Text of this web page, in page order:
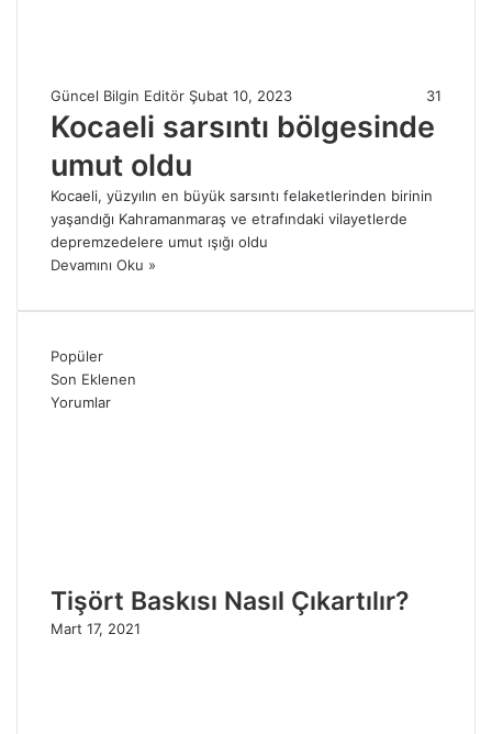
Güncel Bilgin Editör Şubat 10, 2023 31
Kocaeli sarsıntı bölgesinde
umut oldu
Kocaeli, yüzyılın en büyük sarsıntı felaketlerinden birinin
yaşandığı Kahramanmaraş ve etrafındaki vilayetlerde
depremzedelere umut ışığı oldu
Devamını Oku »
Popüler
Son Eklenen
Yorumlar
Tişört Baskısı Nasıl Çıkartılır?
Mart 17, 2021